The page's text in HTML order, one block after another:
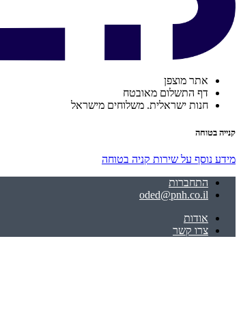
אתר מוצפן
דף התשלום מאובטח
חנות ישראלית. משלוחים מישראל
קנייה בטוחה
מידע נוסף על שירות קניה בטוחה
התחברות
oded@pnh.co.il
אודות
צרו קשר